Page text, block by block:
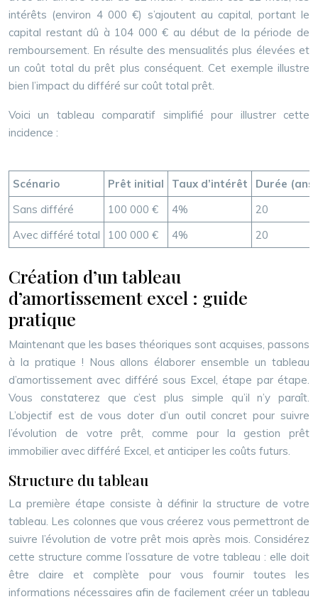
intérêts (environ 4 000 €) s’ajoutent au capital, portant le
capital restant dû à 104 000 € au début de la période de
remboursement. En résulte des mensualités plus élevées et
un coût total du prêt plus conséquent. Cet exemple illustre
bien l’impact du différé sur coût total prêt.
Voici un tableau comparatif simplifié pour illustrer cette
incidence :
Scénario Prêt initial Taux d’intérêt
Durée (ans)
Sans différé
100 000 € 4%
20
Avec différé total
100 000 € 4% 20
Création d’un tableau
d’amortissement excel : guide
pratique
Maintenant que les bases théoriques sont acquises, passons
à la pratique ! Nous allons élaborer ensemble un tableau
d’amortissement avec différé sous Excel, étape par étape.
Vous constaterez que c’est plus simple qu’il n’y paraît.
L’objectif est de vous doter d’un outil concret pour suivre
l’évolution de votre prêt, comme pour la gestion prêt
immobilier avec différé Excel, et anticiper les coûts futurs.
Structure du tableau
La première étape consiste à définir la structure de votre
tableau. Les colonnes que vous créerez vous permettront de
suivre l’évolution de votre prêt mois après mois. Considérez
cette structure comme l’ossature de votre tableau : elle doit
être claire et complète pour vous fournir toutes les
informations nécessaires afin de facilement créer un tableau